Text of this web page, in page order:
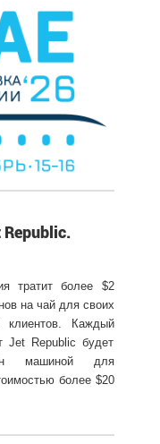
тратит более $2
на чай для своих
клиентов. Каждый
Jet Republic будет
машиной для
более $20